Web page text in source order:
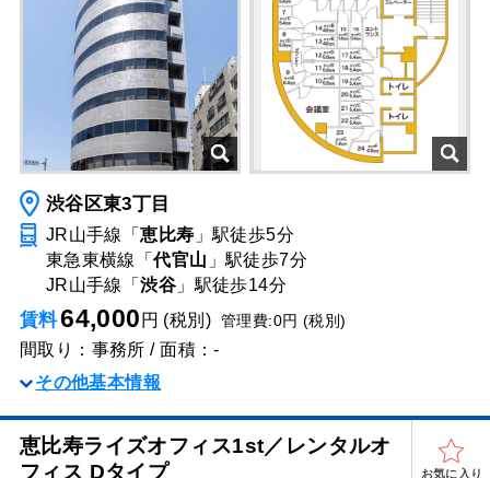
渋谷区東3丁目
JR山手線「恵比寿 」駅徒歩5分
東急東横線「代官山 」駅徒歩7分
JR山手線「渋谷 」駅徒歩14分
賃料64,000 円 (税別) 管理費:0円 (税別)
間取り：事務所 / 面積：-
その他基本情報
恵比寿ライズオフィス1st／レンタルオ
フィス Dタイプ
お気に入り